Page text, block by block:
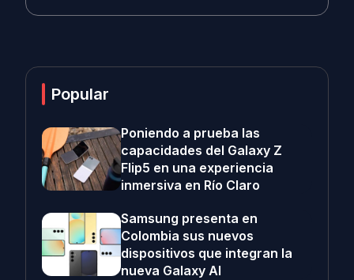
Popular
Poniendo a prueba las
capacidades del Galaxy Z
Flip5 en una experiencia
inmersiva en Río Claro
Samsung presenta en
Colombia sus nuevos
dispositivos que integran la
nueva Galaxy AI